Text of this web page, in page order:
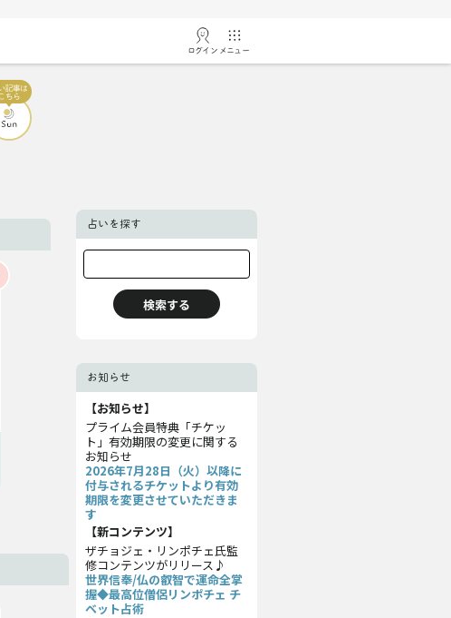
ログイン メニュー
占いを探す
お知らせ
【お知らせ】
プライム会員特典「チケッ
ト」有効期限の変更に関する
お知らせ
2026年7月28日（火）以降に
付与されるチケットより有効
期限を変更させていただきま
す
【新コンテンツ】
ザチョジェ・リンポチェ氏監
修コンテンツがリリース♪
世界信奉/仏の叡智で運命全掌
握◆最高位僧侶リンポチェ チ
ベット占術